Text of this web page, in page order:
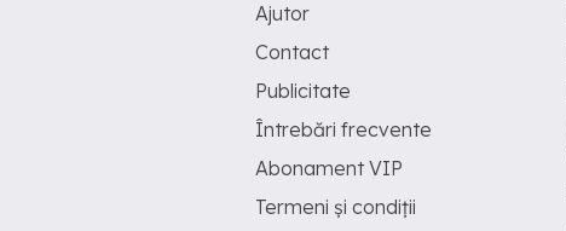
Ajutor
Contact
Publicitate
Întrebări frecvente
Abonament VIP
Termeni și condiții